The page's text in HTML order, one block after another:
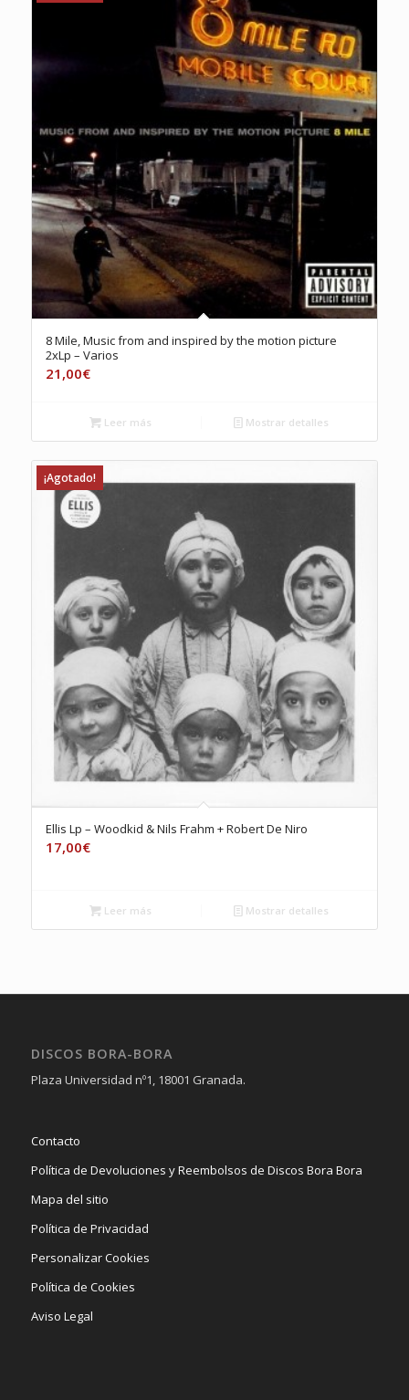
8 Mile, Music from and inspired by the motion picture
2xLp – Varios
21,00€
Leer más Mostrar detalles
¡Agotado!
Ellis Lp – Woodkid & Nils Frahm + Robert De Niro
17,00€
Leer más Mostrar detalles
DISCOS BORA-BORA
Plaza Universidad nº1, 18001 Granada.
Contacto
Política de Devoluciones y Reembolsos de Discos Bora Bora
Mapa del sitio
Política de Privacidad
Personalizar Cookies
Política de Cookies
Aviso Legal